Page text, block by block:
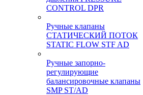
CONTROL DPR
Ручные клапаны
СТАТИЧЕСКИЙ ПОТОК
STATIC FLOW STF AD
Ручные запорно-
регулирующие
балансировочные клапаны
SMP ST/AD